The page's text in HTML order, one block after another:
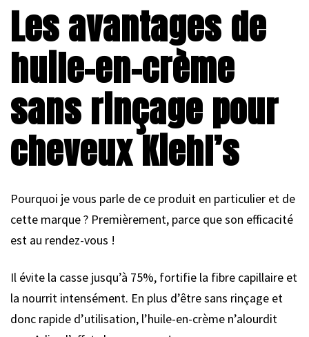
Les avantages de
huile-en-crème
sans rinçage pour
cheveux Kiehl’s
Pourquoi je vous parle de ce produit en particulier et de
cette marque ? Premièrement, parce que son efficacité
est au rendez-vous !
Il évite la casse jusqu’à 75%, fortifie la fibre capillaire et
la nourrit intensément. En plus d’être sans rinçage et
donc rapide d’utilisation, l’huile-en-crème n’alourdit